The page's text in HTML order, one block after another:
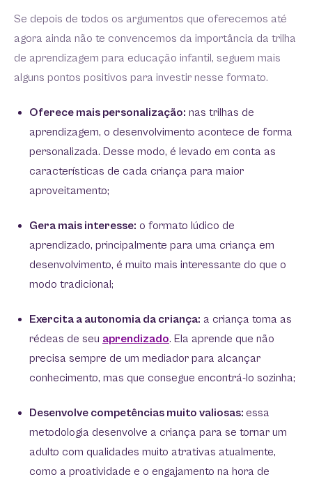
Se depois de todos os argumentos que oferecemos até
agora ainda não te convencemos da importância da trilha
de aprendizagem para educação infantil, seguem mais
alguns pontos positivos para investir nesse formato.
Oferece mais personalização: nas trilhas de
aprendizagem, o desenvolvimento acontece de forma
personalizada. Desse modo, é levado em conta as
características de cada criança para maior
aproveitamento;
Gera mais interesse: o formato lúdico de
aprendizado, principalmente para uma criança em
desenvolvimento, é muito mais interessante do que o
modo tradicional;
Exercita a autonomia da criança: a criança toma as
rédeas de seu aprendizado. Ela aprende que não
precisa sempre de um mediador para alcançar
conhecimento, mas que consegue encontrá-lo sozinha;
Desenvolve competências muito valiosas: essa
metodologia desenvolve a criança para se tornar um
adulto com qualidades muito atrativas atualmente,
como a proatividade e o engajamento na hora de